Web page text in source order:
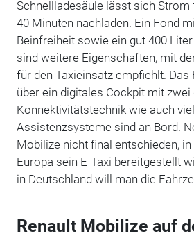
Schnellladesäule lässt sich Strom
40 Minuten nachladen. Ein Fond
Beinfreiheit sowie ein gut 400
sind weitere Eigenschaften, mit
für den Taxieinsatz empfiehlt. Das
über ein digitales Cockpit mit zwei
Konnektivitätstechnik wie auch
Assistenzsysteme sind an Bord.
Mobilize nicht final entschieden,
Europa sein E-Taxi bereitgestellt
in Deutschland will man die
Renault Mobilize auf